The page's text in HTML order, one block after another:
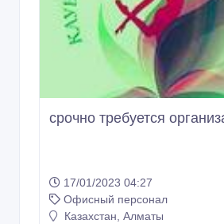
срочно требуется
17/01/2023 04:27
Офисный персонал
Казахстан, Алматы